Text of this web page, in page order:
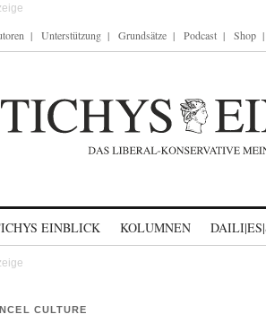
Unterstützung Grundsätze Podcast Shop
EINBLICK KOLUMNEN
CULTURE